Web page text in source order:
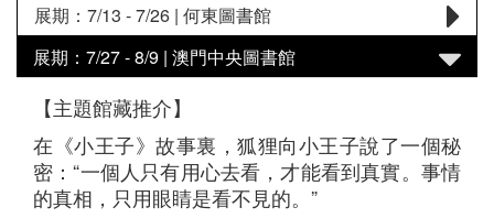
展期：7/13 - 7/26 | 何東圖書館
展期：7/27 - 8/9 | 澳門中央圖書館
【主題館藏推介】
在《小王子》故事裏，狐狸向小王子說了一個秘
密：“一個人只有用心去看，才能看到真實。事情
的真相，只用眼睛是看不見的。”